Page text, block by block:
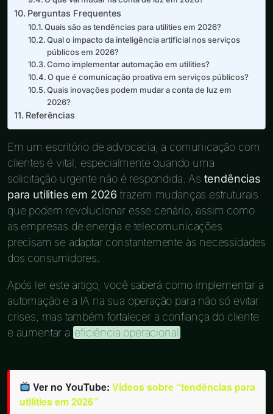
Perguntas Frequentes
Quais são as tendências para utilities em 2026?
Qual o impacto da inteligência artificial nos serviços
públicos em 2026?
Como implementar automação em utilities?
O que é comunicação proativa em serviços públicos?
Quais inovações podem mudar a conta de luz em
2026?
Referências
Em um escritório de advocacia, a comunicação com
clientes é vital, especialmente quando uma
solicitação urgente não é respondida. As tendências
para utilities em 2026 trazem mudanças estruturais
que podem revolucionar esse cenário, assim como
as empresas de energia e telecomunicações
precisam se adaptar constantemente às necessidades
dos consumidores.
Após ler este artigo, você saberá como implementar a
automação e a IA na sua operação para não só evitar
crises, mas também fortalecer a confiança do cliente
e aumentar a eficiência operacional
Ver no YouTube: Vídeos sobre “tendências para
utilities em 2026”